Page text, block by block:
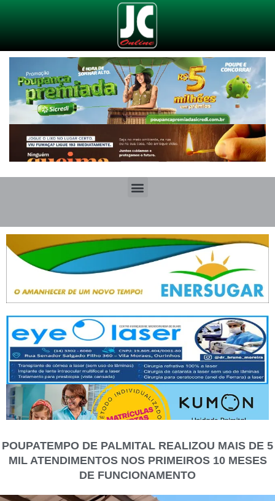
POUPATEMPO DE PALMITAL REALIZOU MAIS DE 5
MIL ATENDIMENTOS NOS PRIMEIROS 10 MESES
DE FUNCIONAMENTO